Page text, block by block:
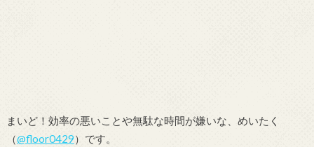
まいど！効率の悪いことや無駄な時間が嫌いな、めいたく
（@floor0429）です。